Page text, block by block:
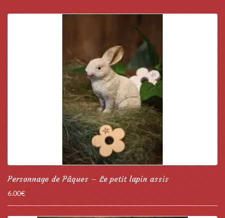
Personnage de Pâques – Le petit lapin assis
6.00€